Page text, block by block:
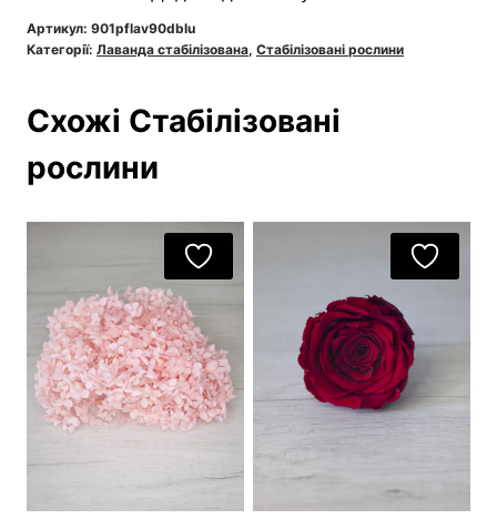
Артикул: 901pflav90dblu
Категорії: Лаванда стабілізована, Стабілізовані рослини
Схожі Стабілізовані
рослини